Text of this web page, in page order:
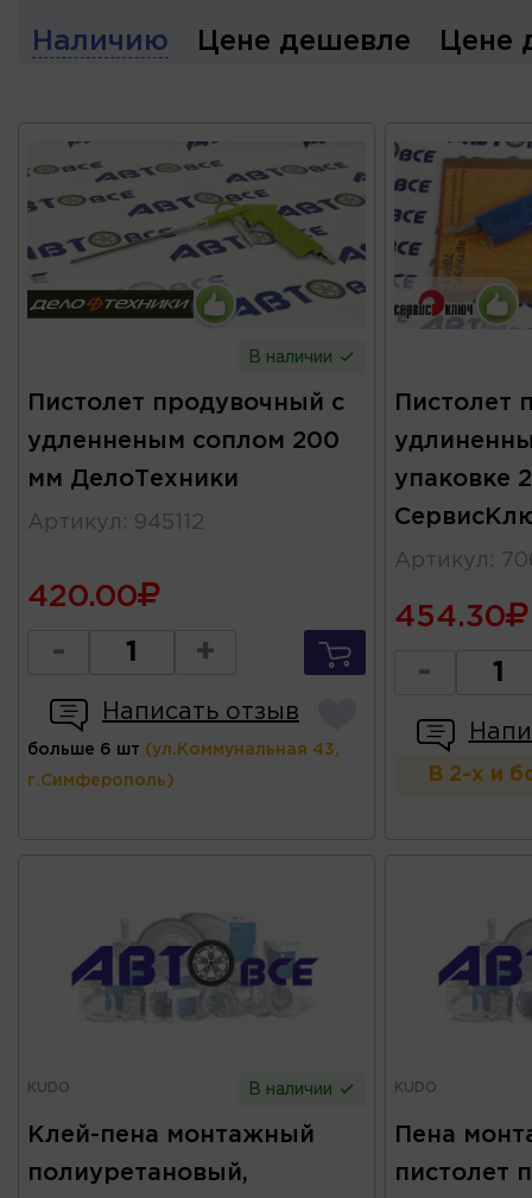
Наличию Цене дешевле Цене
В наличии
Пистолет продувочный с
удленненым соплом 200
мм ДелоТехники
Артикул : 945112
420.00
- +
Написать отзыв
больше 6 шт (ул.Коммунальная 43,
г.Симферополь)
Пистолет
упаковке
Артикул :
454.30
-
В 2-х и
KUDO В наличии
Клей-пена монтажный
полиуретановый,
KUDO
Пена
пистолет